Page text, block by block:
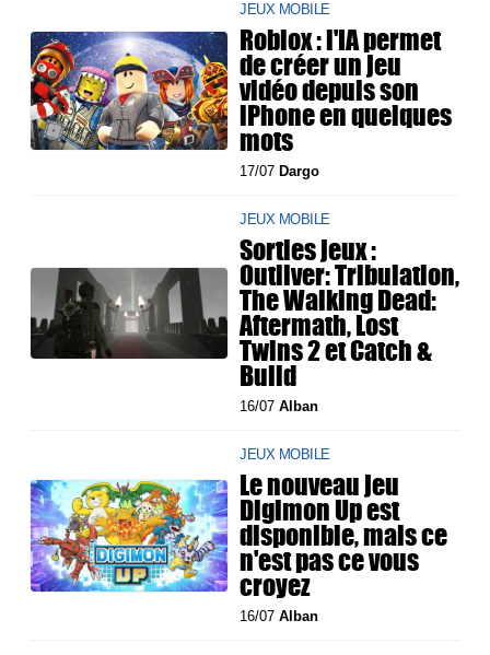
JEUX MOBILE
Roblox : l'IA permet
de créer un jeu
vidéo depuis son
iPhone en quelques
mots
17/07 Dargo
JEUX MOBILE
Sorties jeux :
Outliver: Tribulation,
The Walking Dead:
Aftermath, Lost
Twins 2 et Catch &
Build
16/07Alban
JEUX MOBILE
Le nouveau jeu
Digimon Up est
disponible, mais ce
n'est pas ce vous
croyez
16/07Alban